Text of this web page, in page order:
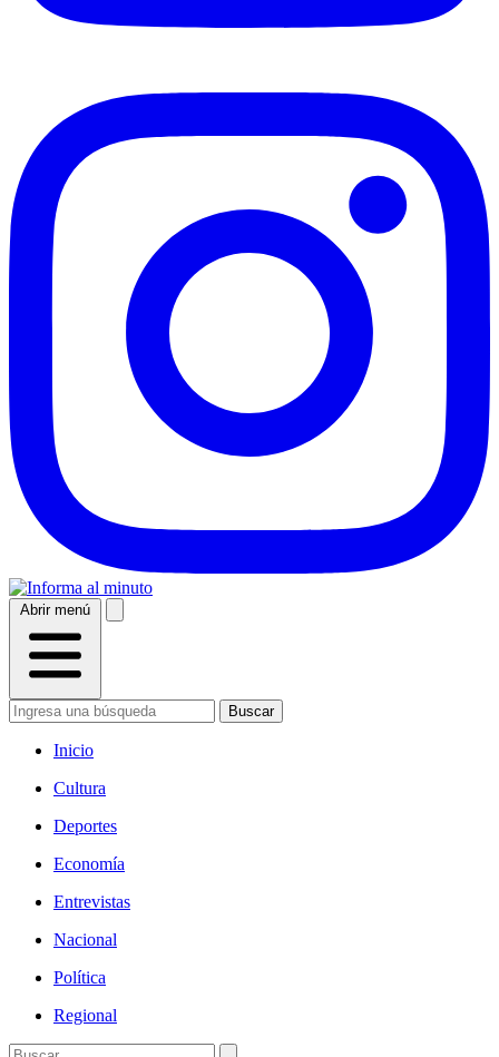
Abrir menú
Buscar
Inicio
Cultura
Deportes
Economía
Entrevistas
Nacional
Política
Regional